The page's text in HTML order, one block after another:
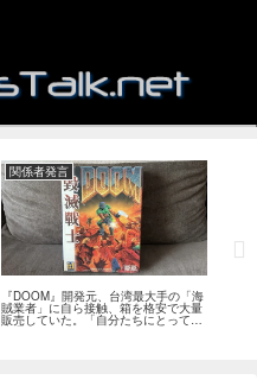
関係者発言
『DOOM』開発元、台湾最大手の「海
賊業者」に自ら接触、箱を格安で大量
販売していた。「自分たちにとっては
流通だった」